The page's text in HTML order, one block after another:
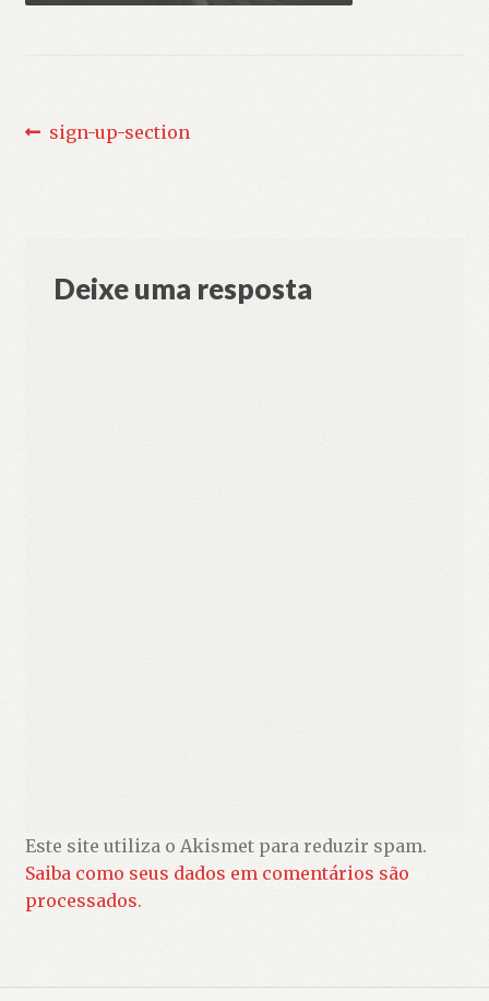
Navegação
Post
sign-up-section
Deixe uma resposta
Este site utiliza o Akismet para reduzir spam.
Saiba como seus dados em comentários são
processados.